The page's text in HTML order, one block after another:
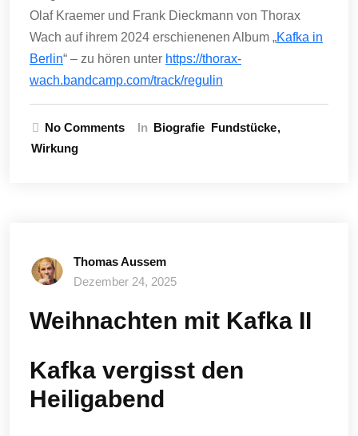
Olaf Kraemer und Frank Dieckmann von Thorax
Wach auf ihrem 2024 erschienenen Album „Kafka in
Berlin“ – zu hören unter https://thorax-
wach.bandcamp.com/track/regulin
No Comments In Biografie Fundstücke
Wirkung
Thomas Aussem
Dezember 24, 2025
Weihnachten mit Kafka II
Kafka vergisst den
Heiligabend